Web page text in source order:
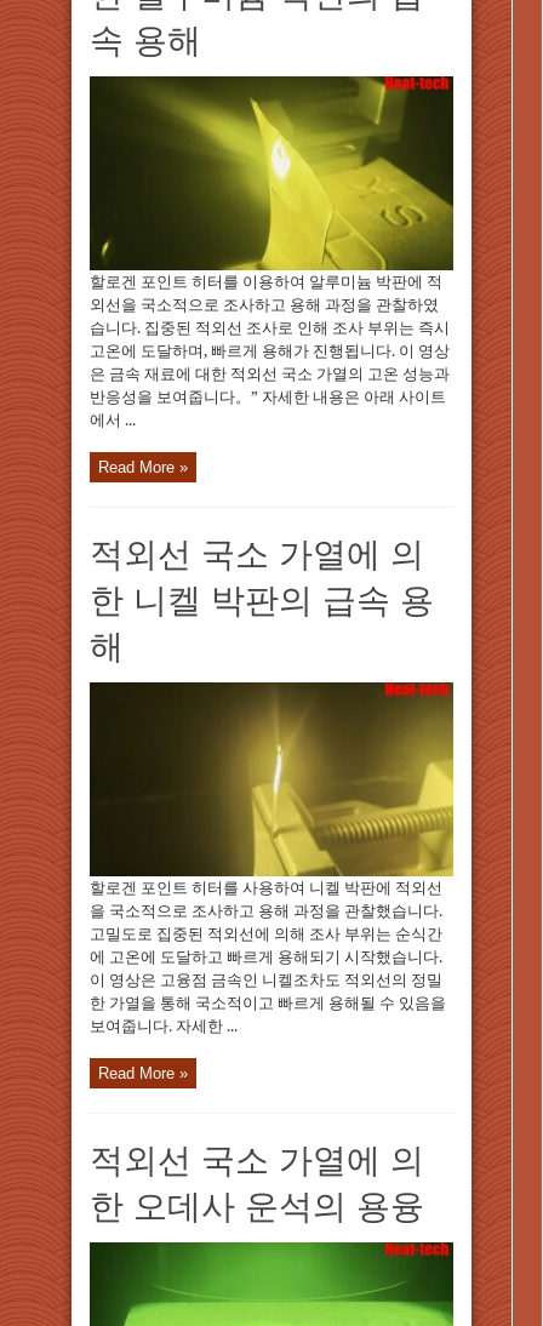
속 용해
할로겐 포인트 히터를 이용하여 알루미늄 박판에 적
외선을 국소적으로 조사하고 용해 과정을 관찰하였
습니다. 집중된 적외선 조사로 인해 조사 부위는 즉시
고온에 도달하며, 빠르게 용해가 진행됩니다. 이 영상
은 금속 재료에 대한 적외선 국소 가열의 고온 성능과
반응성을 보여줍니다。” 자세한 내용은 아래 사이트
에서 ...
Read More »
적외선 국소 가열에 의
한 니켈 박판의 급속 용
해
할로겐 포인트 히터를 사용하여 니켈 박판에 적외선
을 국소적으로 조사하고 용해 과정을 관찰했습니다.
고밀도로 집중된 적외선에 의해 조사 부위는 순식간
에 고온에 도달하고 빠르게 용해되기 시작했습니다.
이 영상은 고융점 금속인 니켈조차도 적외선의 정밀
한 가열을 통해 국소적이고 빠르게 용해될 수 있음을
보여줍니다. 자세한 ...
Read More »
적외선 국소 가열에 의
한 오데사 운석의 용융